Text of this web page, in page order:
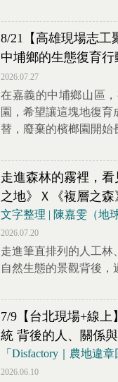
8/21【高雄現場志工
中埔鄉的生態復育行
2026.07.27
在嘉義的中埔鄉山區
園，希望讓這塊地復
替，廢棄的檳榔園開始
走進森林的霧裡，
之地》Ｘ《複層之
文字整理 | 陳嘉雯（地
2026.07.20
走進筆直排列的人工
自然生態的景觀背後，
7/9【台北現場+線
統 背後的人、關係
「Disfactory｜農地違
2026.06.10